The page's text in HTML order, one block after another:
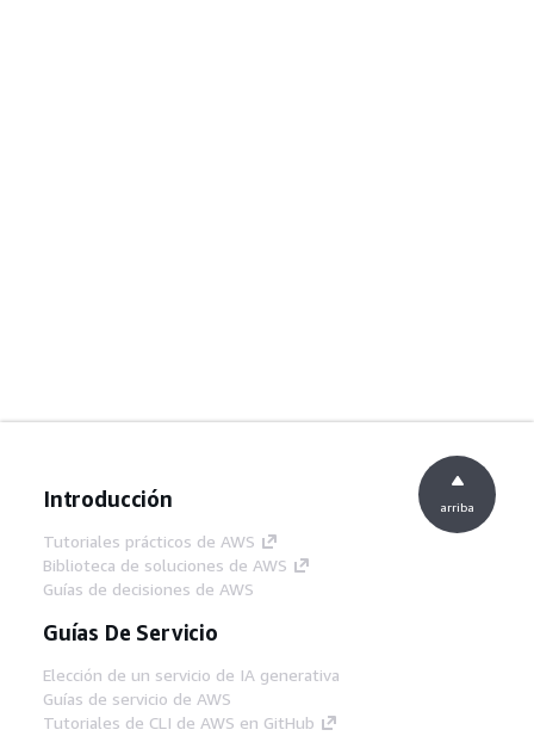
Introducción
Tutoriales prácticos de AWS
Biblioteca de soluciones de AWS
Guías de decisiones de AWS
Guías De Servicio
Elección de un servicio de IA generativa
Guías de servicio de AWS
Tutoriales de CLI de AWS en GitHub
arriba